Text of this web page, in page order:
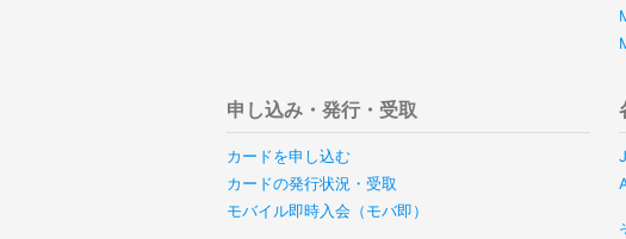
申し込み・発行・受取
カードを申し込む
カードの発行状況・受取
モバイル即時入会（モバ即）